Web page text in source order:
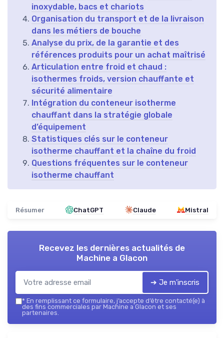
inoxydable, bacs et chariots
Organisation du transport et de la livraison
dans les métiers de bouche
Analyse du prix, de la garantie et des
références produits pour un achat maîtrisé
Articulation entre froid et chaud :
isothermes froids, version chauffante et
sécurité alimentaire
Intégration du conteneur isotherme
chauffant dans la stratégie globale
d’équipement
Statistiques clés sur le conteneur
isotherme chauffant et la chaîne du froid
Questions fréquentes sur le conteneur
isotherme chauffant
Résumer ChatGPT Claude Mistral
Recevez les dernières actualités de
Machine a Glacon
➔ Je m'inscris
* En remplissant ce formulaire, j’accepte d’être contacté(e) à
des fins commerciales par Machine a Glacon et ses
partenaires.